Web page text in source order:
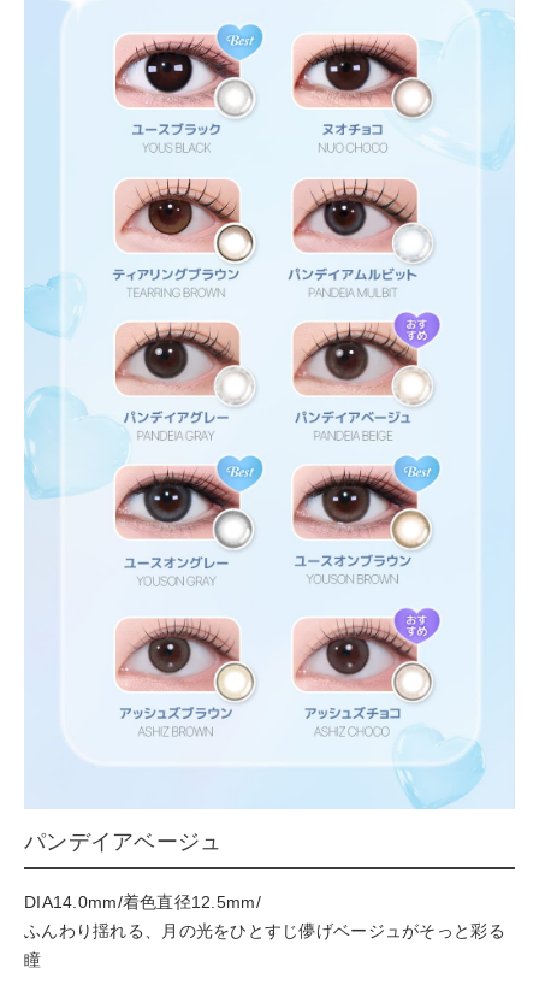
パンデイアベージュ
DIA14.0mm/着色直径12.5mm/
ふんわり揺れる、月の光をひとすじ儚げベージュがそっと彩る
瞳